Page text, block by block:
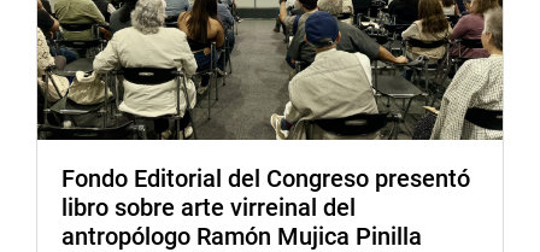
Fondo Editorial del Congreso presentó
libro sobre arte virreinal del
antropólogo Ramón Mujica Pinilla